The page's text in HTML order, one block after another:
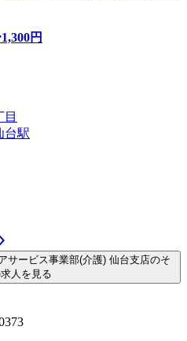
1,300円
台駅
サービス事業部(介護) 仙台支店のそ
人を見る